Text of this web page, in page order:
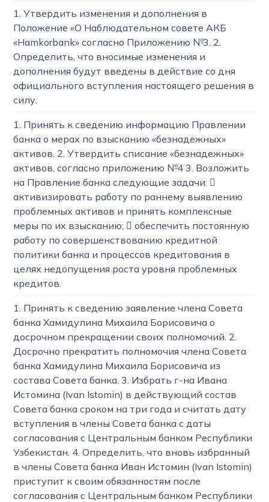
1. Утвердить изменения и дополнения в
Положение «О Наблюдательном совете АКБ
«Hamkorbank» согласно Приложению №3. 2.
Определить, что вносимые изменения и
дополнения будут введены в действие со дня
официального вступления настоящего решения в
силу.
1. Принять к сведению информацию Правлении
банка о мерах по взысканию «безнадежных»
активов. 2. Утвердить списание «безнадежных»
активов, согласно приложению №4 3. Возложить
на Правление банка следующие задачи: 
активизировать работу по раннему выявлению
проблемных активов и принять комплексные
меры по их взысканию;  обеспечить постоянную
работу по совершенствованию кредитной
политики банка и процессов кредитования в
целях недопущения роста уровня проблемных
кредитов.
1. Принять к сведению заявление члена Совета
банка Хамидулина Михаила Борисовича о
досрочном прекращении своих полномочий. 2.
Досрочно прекратить полномочия члена Совета
банка Хамидулина Михаила Борисовича из
состава Совета банка. 3. Избрать г-на Ивана
Истомина (Ivan Istomin) в действующий состав
Совета банка сроком на три года и считать дату
вступления в члены Совета банка с даты
согласования с Центральным банком Республики
Узбекистан. 4. Определить, что вновь избранный
в члены Совета банка Иван Истомин (Ivan Istomin)
приступит к своим обязанностям после
согласования с Центральным банком Республики